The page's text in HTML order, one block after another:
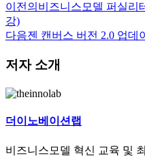
이전의 비즈니스모델 퍼실리
강)
다음젠 캔버스 버전 2.0 업데
저자 소개
더이노베이션랩
비즈니스모델 혁신 교육 및